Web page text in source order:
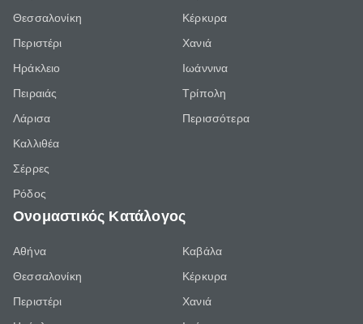
Θεσσαλονίκη
Περιστέρι
Ηράκλειο
Πειραιάς
Λάρισα
Καλλιθέα
Σέρρες
Ρόδος
Κέρκυρα
Χανιά
Ιωάννινα
Τρίπολη
Περισσότερα
Ονομαστικός Κατάλογος
Αθήνα
Θεσσαλονίκη
Περιστέρι
Καβάλα
Κέρκυρα
Χανιά